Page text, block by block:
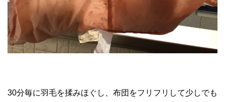
30分毎に羽毛を揉みほぐし、布団をフリフリして少しでも